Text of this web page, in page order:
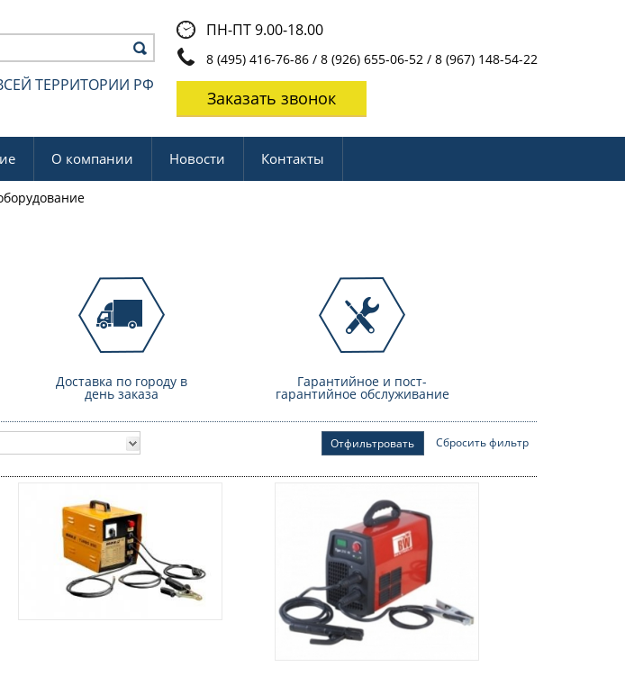
ПН-ПТ 9.00-18.00
8 (495) 416-76-86 / 8 (926) 655-06-52 / 8 (967) 148-54-22
Заказать звонок
ТЕРРИТОРИИ РФ
О компании Новости Контакты
Доставка по городу в
день заказа
Гарантийное и пост-
гарантийное обслуживание
Отфильтровать Сбросить фильтр